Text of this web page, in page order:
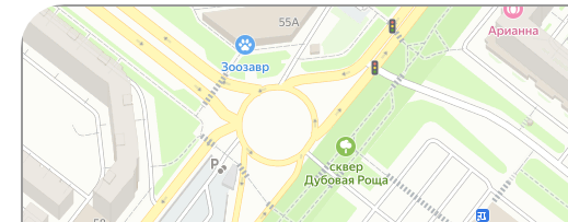
Рязань
Яндекс Карты — транспорт, навигация, поиск мест